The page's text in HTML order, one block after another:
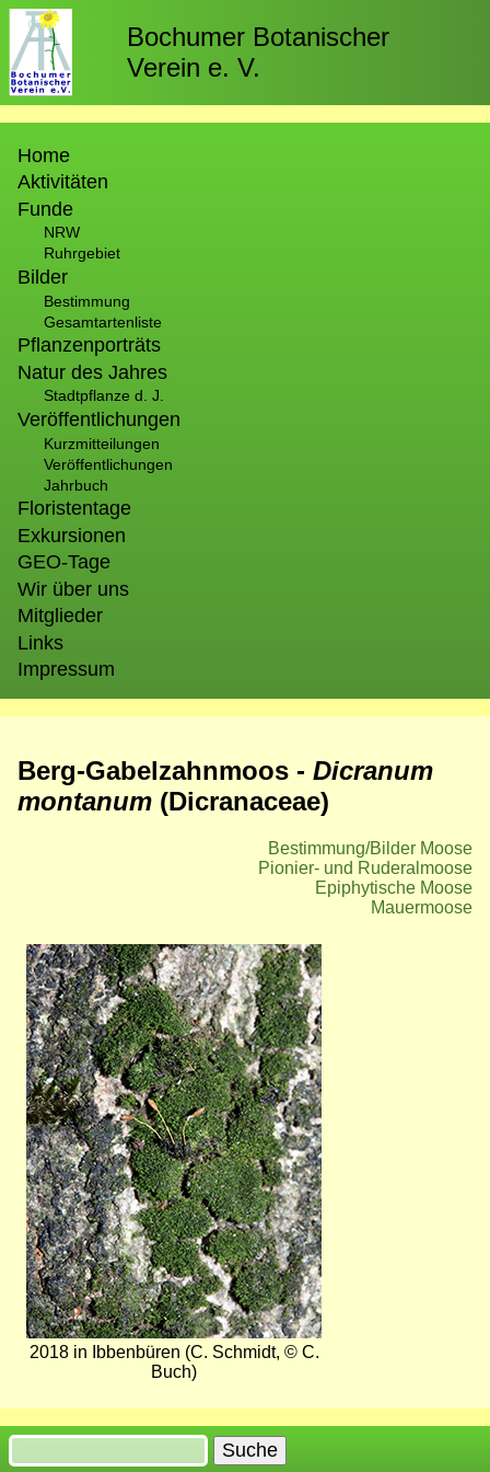
Direkt
zum
Inhalt
Bochumer Botanischer
Verein e. V.
Home
Aktivitäten
Funde
NRW
Ruhrgebiet
Bilder
Bestimmung
Gesamtartenliste
Pflanzenporträts
Natur des Jahres
Stadtpflanze d. J.
Veröffentlichungen
Kurzmitteilungen
Veröffentlichungen
Jahrbuch
Floristentage
Exkursionen
GEO-Tage
Wir über uns
Mitglieder
Links
Impressum
Berg-Gabelzahnmoos - Dicranum
montanum (Dicranaceae)
Bestimmung/Bilder Moose
Pionier- und Ruderalmoose
Epiphytische Moose
Mauermoose
Bild
2018 in Ibbenbüren (C. Schmidt, © C.
Buch)
Suche